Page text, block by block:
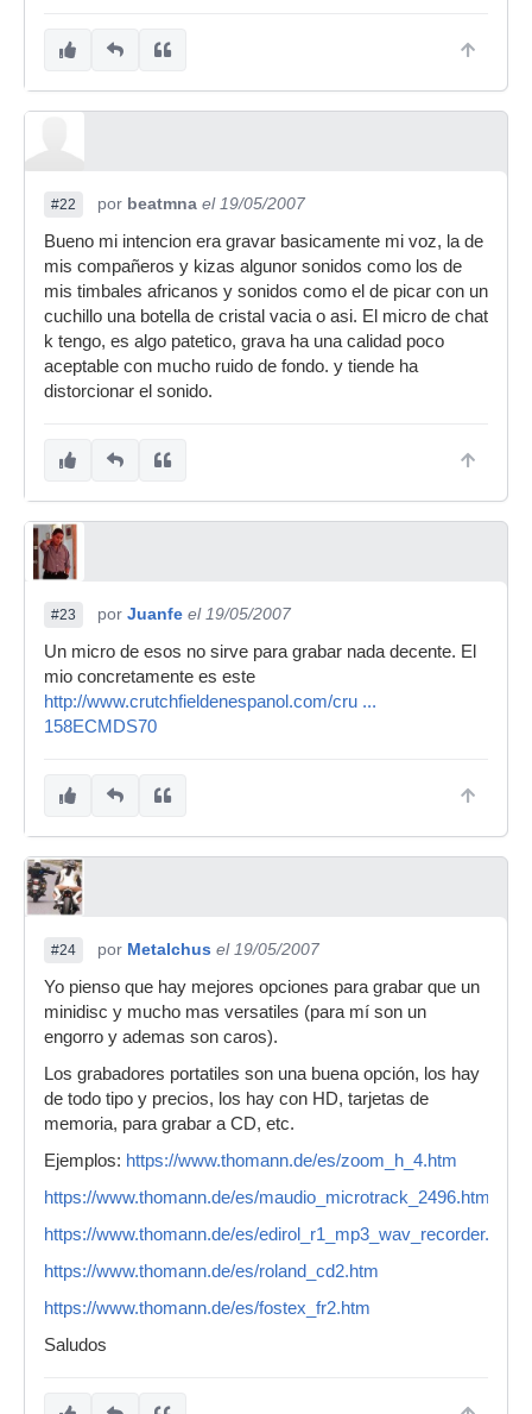
#22 por beatmna el 19/05/2007
Bueno mi intencion era gravar basicamente mi voz, la de
mis compañeros y kizas algunor sonidos como los de
mis timbales africanos y sonidos como el de picar con un
cuchillo una botella de cristal vacia o asi. El micro de chat
k tengo, es algo patetico, grava ha una calidad poco
aceptable con mucho ruido de fondo. y tiende ha
distorcionar el sonido.
#23 por Juanfe el 19/05/2007
Un micro de esos no sirve para grabar nada decente. El
mio concretamente es este
http://www.crutchfieldenespanol.com/cru ...
158ECMDS70
#24 por Metalchus el 19/05/2007
Yo pienso que hay mejores opciones para grabar que un
minidisc y mucho mas versatiles (para mí son un
engorro y ademas son caros).
Los grabadores portatiles son una buena opción, los hay
de todo tipo y precios, los hay con HD, tarjetas de
memoria, para grabar a CD, etc.
Ejemplos: https://www.thomann.de/es/zoom_h_4.htm
https://www.thomann.de/es/maudio_microtrack_2496.htm
https://www.thomann.de/es/edirol_r1_mp3_wav_recorder.htm
https://www.thomann.de/es/roland_cd2.htm
https://www.thomann.de/es/fostex_fr2.htm
Saludos